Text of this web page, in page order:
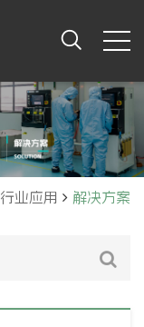
行业应用 解决方案